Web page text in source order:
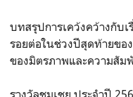
บทสรุปการเคว้งคว้างกับ
รอยต่อในช่วงปีสุดท้ายขอ
ของมิตรภาพและความสัม
รางวัลชมเชย ประจำปี